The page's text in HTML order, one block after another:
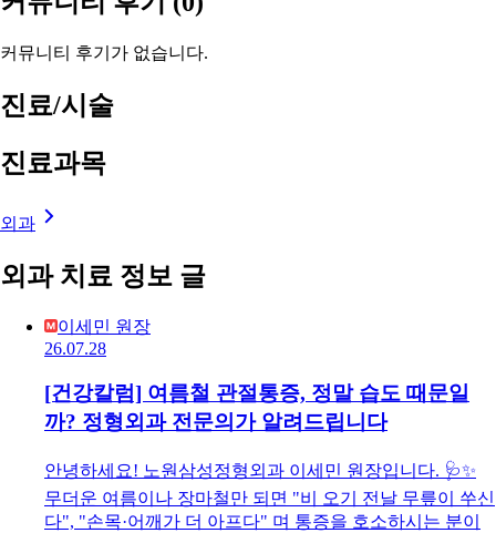
커뮤니티 후기가 없습니다.
진료/시술
진료과목
외과
외과 치료 정보 글
이세민 원장
26.07.28
[건강칼럼] 여름철 관절통증, 정말 습도 때문일
까? 정형외과 전문의가 알려드립니다
안녕하세요! 노원삼성정형외과 이세민 원장입니다. 🩺✨
무더운 여름이나 장마철만 되면 "비 오기 전날 무릎이 쑤신
다", "손목·어깨가 더 아프다" 며 통증을 호소하시는 분이